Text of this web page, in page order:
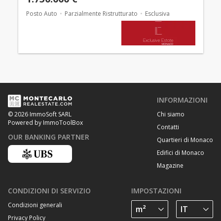
Posto Auto Parzialmente Ristrutturato Esclusiva
© 2026 ImmoSoft SARL
Powered by ImmoToolBox
OUR BANKING PARTNER
INFORMAZIONI
Chi siamo
Contatti
Quartieri di Monaco
Edifici di Monaco
Magazine
CONDIZIONI DI SERVIZIO
Condizioni generali
Privacy Policy
IMPOSTAZIONI